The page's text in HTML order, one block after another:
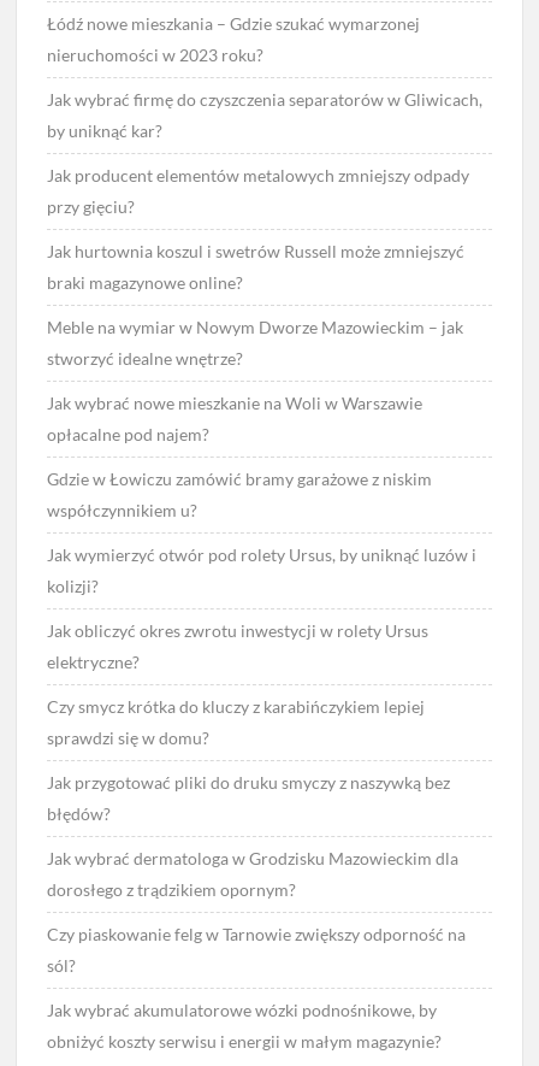
Łódź nowe mieszkania – Gdzie szukać wymarzonej
nieruchomości w 2023 roku?
Jak wybrać firmę do czyszczenia separatorów w Gliwicach,
by uniknąć kar?
Jak producent elementów metalowych zmniejszy odpady
przy gięciu?
Jak hurtownia koszul i swetrów Russell może zmniejszyć
braki magazynowe online?
Meble na wymiar w Nowym Dworze Mazowieckim – jak
stworzyć idealne wnętrze?
Jak wybrać nowe mieszkanie na Woli w Warszawie
opłacalne pod najem?
Gdzie w Łowiczu zamówić bramy garażowe z niskim
współczynnikiem u?
Jak wymierzyć otwór pod rolety Ursus, by uniknąć luzów i
kolizji?
Jak obliczyć okres zwrotu inwestycji w rolety Ursus
elektryczne?
Czy smycz krótka do kluczy z karabińczykiem lepiej
sprawdzi się w domu?
Jak przygotować pliki do druku smyczy z naszywką bez
błędów?
Jak wybrać dermatologa w Grodzisku Mazowieckim dla
dorosłego z trądzikiem opornym?
Czy piaskowanie felg w Tarnowie zwiększy odporność na
sól?
Jak wybrać akumulatorowe wózki podnośnikowe, by
obniżyć koszty serwisu i energii w małym magazynie?